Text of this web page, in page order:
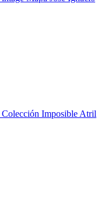
Colección Imposible Atril